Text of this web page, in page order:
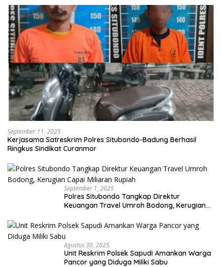
September 11, 2025
Kerjasama Satreskrim Polres Situbondo-Badung Berhasil
Ringkus Sindikat Curanmor
September 1, 2025
Polres Situbondo Tangkap Direktur
Keuangan Travel Umroh Bodong, Kerugian
Agustus 30, 2025
Unit Reskrim Polsek Sapudi Amankan Warga
Pancor yang Diduga Miliki Sabu